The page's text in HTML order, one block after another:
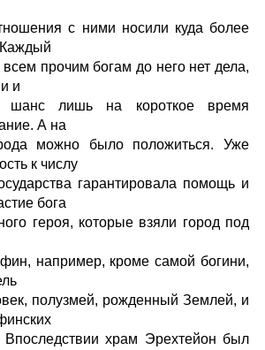
с ними носили куда более
всем прочим богам до него нет дела,
и
шанс лишь на короткое время
А на
можно было положиться. Уже
к числу
гарантировала помощь и
бога
героя, которые взяли город под
например, кроме самой богини,
полузмей, рожденный Землей, и
храм Эрехтейон был